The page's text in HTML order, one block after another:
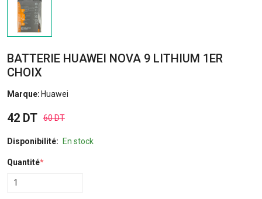
BATTERIE HUAWEI NOVA 9 LITHIUM 1ER
CHOIX
Marque: Huawei
42 DT 60 DT
Disponibilité: En stock
Quantité*